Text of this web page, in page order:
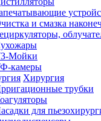
и смазка
Мойки
камеры
Хирургия
трубки
для